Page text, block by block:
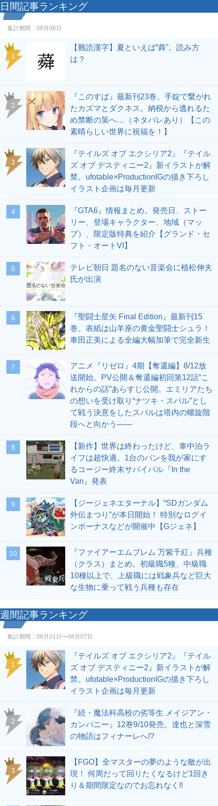
日間記事ランキング
集計期間： 08月06日
1
【難読漢字】夏といえば“蕣”。読み方
は？
2
『このすば』最新刊23巻。手錠で繋がれ
たカズマとダクネス。納税から逃れるた
め禁断の策へ…（ネタバレあり）【この
素晴らしい世界に祝福を！】
3
『テイルズ オブ エクシリア2』『テイル
ズ オブ デスティニー2』新イラストが解
禁。ufotable×ProductionIGの描き下ろし
イラスト企画は毎月更新
4
『GTA6』情報まとめ。発売日、ストー
リー、登場キャラクター、地域（マッ
プ）、限定版特典を紹介【グランド・セ
フト・オートVI】
5
テレビ朝日 題名のない音楽会に植松伸夫
氏が出演
6
『聖闘士星矢 Final Edition』最新刊15
巻。表紙は山羊座の黄金聖闘士シュラ！
車田正美による全編大幅加筆で完全新生
7
アニメ『リゼロ』4期【奪還編】8/12放
送開始。PV公開＆奪還編初回第12話“こ
れからの話”あらすじ公開。エミリアたち
の想いを受け取り“ナツキ・スバル”とし
て戦う決意をしたスバルは塔内の螺旋階
段へと向かう――
8
【新作】世界は終わったけど、車中泊ラ
イフは超快適。1台のバンを我が家にす
るコージー終末サバイバル『In the
Van』発表
9
【ジージェネエターナル】“SDガンダム
外伝まつり”が本日開始！ 特別なログイ
ンボーナスなどが開催中【Gジェネ】
10
『ファイアーエムブレム 万紫千紅』兵種
（クラス）まとめ。初級職5種、中級職
10種以上で、上級職には戦象兵など巨大
な生物に乗って戦う兵種も存在
週間記事ランキング
集計期間： 08月01日〜08月07日
1
『テイルズ オブ エクシリア2』『テイル
ズ オブ デスティニー2』新イラストが解
禁。ufotable×ProductionIGの描き下ろし
イラスト企画は毎月更新
2
『続・魔法科高校の劣等生 メイジアン・
カンパニー』12巻9/10発売。達也と深雪
の物語はフィナーレへ!?
3
【FGO】全マスターの夢のような敵が出
現！ 何周だって回りたくなるけど1回き
り＆期間限定なのでお忘れなく!!